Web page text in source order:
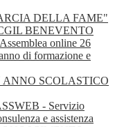
DELLA FAME"
BENEVENTO
online 26
di formazione e
SCOLASTICO
- Servizio
e assistenza